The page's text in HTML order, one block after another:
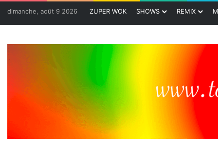
dimanche, août 9 2026 ZUPER WOK SHOWS REMIX